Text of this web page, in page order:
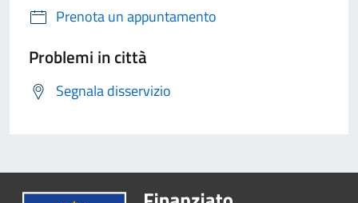
Prenota un appuntamento
Problemi in città
Segnala disservizio